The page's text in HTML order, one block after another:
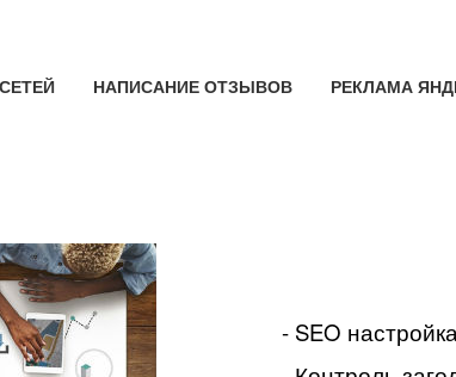
НАПИСАНИЕ ОТЗЫВОВ РЕКЛАМА
- SEO